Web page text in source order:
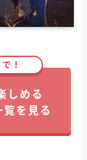
！
しめる
覧を見る